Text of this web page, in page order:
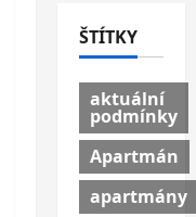
ŠTÍTKY
aktuální
podmínky
Apartmán
apartmány